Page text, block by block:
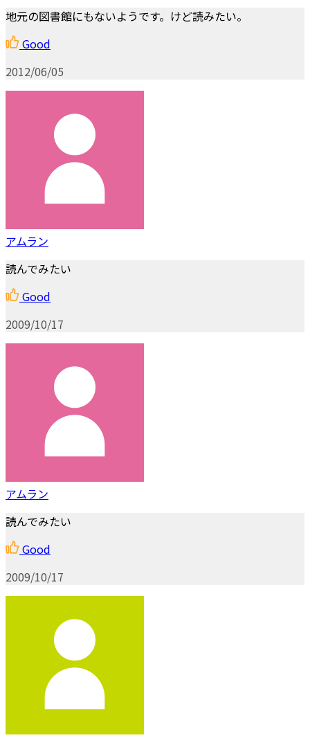
地元の図書館にもないようです。けど読みたい。
Good
2012/06/05
アムラン
読んでみたい
Good
2009/10/17
アムラン
読んでみたい
Good
2009/10/17